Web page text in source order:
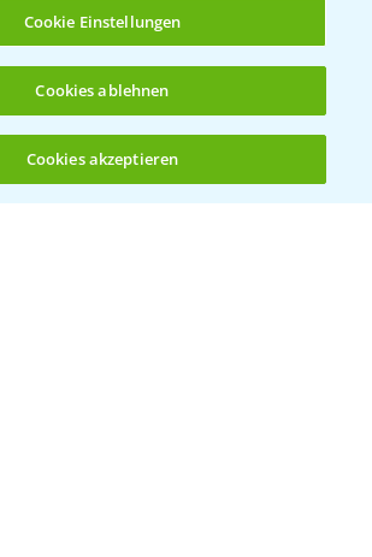
(noch 4)
& Sorgfalt
und Termine
Cookie Einstellungen
Cookies ablehnen
Cookies akzeptieren